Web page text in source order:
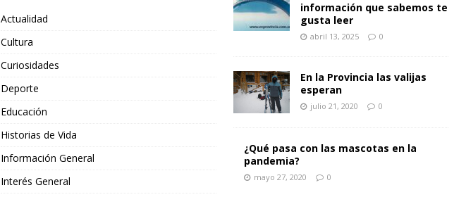
Actualidad
Cultura
Curiosidades
Deporte
Educación
Historias de Vida
Información General
Interés General
información que sabemos te
gusta leer
abril 13, 2025 0
En la Provincia las valijas
esperan
julio 21, 2020 0
¿Qué pasa con las mascotas en la
pandemia?
mayo 27, 2020 0